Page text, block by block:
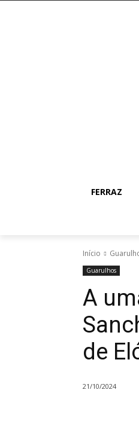
FERRAZ
Início
Guarulhos
A
de
21/10/2024